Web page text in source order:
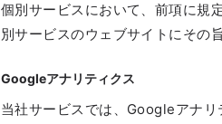
個別サービスにおいて、前項に規
別サービスのウェブサイトにその
Googleアナリティクス
当社サービスでは、Googleアナ